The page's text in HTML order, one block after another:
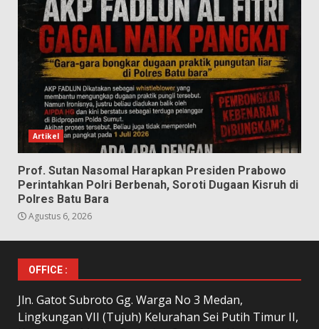
Artikel
Prof. Sutan Nasomal Harapkan Presiden Prabowo
Perintahkan Polri Berbenah, Soroti Dugaan Kisruh di
Polres Batu Bara
Agustus 6, 2026
OFFICE :
Jln. Gatot Subroto Gg. Warga No 3 Medan,
Lingkungan VII (Tujuh) Kelurahan Sei Putih Timur II,